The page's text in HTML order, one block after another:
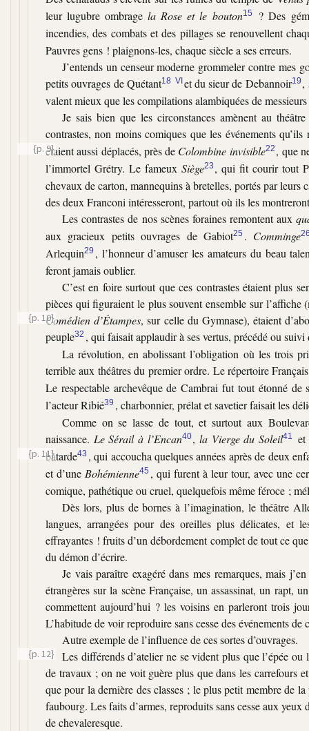
leur lugubre ombragela Rose et le bouton15
? Des
incendies, des combats et des pillages se renouvellent
Pauvres gens ! plaignons-les, chaque siècle a ses erreurs.
J’entends un censeur moderne grommeler contre
petits ouvrages de Quétant18 VI et du sieur de Debannoir19 ,
valent mieux que les compilations alambiquées de
Je sais bien que les circonstances amènent au
contrastes, non moins comiques que les événements
étaient aussi déplacés, près de Colombine invisible22 , que
{p. 9}
l’immortel Grétry. Le fameux Siège23 , qui fit courir tout
chevaux de carton, mannequins à bretelles, portés par
des deux Franconi intéresseront, partout où ils les
Les contrastes de nos scènes foraines remontent aux
aux gracieux petits ouvrages de Gabiot25 . Comminge
Arlequin29 , l’honneur d’amuser les amateurs du beau
feront jamais oublier.
C’est en foire surtout que ces contrastes étaient plus
pièces qui figuraient le plus souvent ensemble sur
Comédien d’Étampes, sur celle du Gymnase), étaient
{p. 10}
peuple32 , qui faisait applaudir à ses vertus, précédé ou
La révolution, en abolissant l’obligation où les trois
terrible aux théâtres du premier ordre. Le répertoire
Le respectable archevêque de Cambrai fut tout étonné de
l’acteur Ribié39 , charbonnier, prélat et savetier faisait les
Comme on se lasse de tout, et surtout aux
naissance. Le Sérail à l’Encan40,la Vierge du Soleil41
et
bâtarde43 , qui accoucha quelques années après de deux
{p. 11}
et d’une Bohémienne45 , qui furent à leur tour, avec une
comique, pathétique ou cruel, quelquefois même féroce ;
Dès lors, plus de bornes à l’imagination, le théâtre
langues, arrangées pour des oreilles plus délicates, et
effrayantes ! fruits d’un débordement complet de tout ce
du démon d’écrire.
Je vais paraître exagéré dans mes remarques, mais
étrangères sur la scène Française, un assassinat, un
commettent aujourd’hui ? les voisins en parleront trois
L’habitude de voir reproduire sans cesse des événements
Autre exemple de l’influence de ces sortes d’ouvrages.
Les différends d’atelier ne se vident plus que l’épée
{p. 12}
de travaux ; on ne voit guère plus que dans les carrefours
que pour la dernière des classes ; le plus petit membre de
faubourg. Les faits d’armes, reproduits sans cesse aux
de chevaleresque.